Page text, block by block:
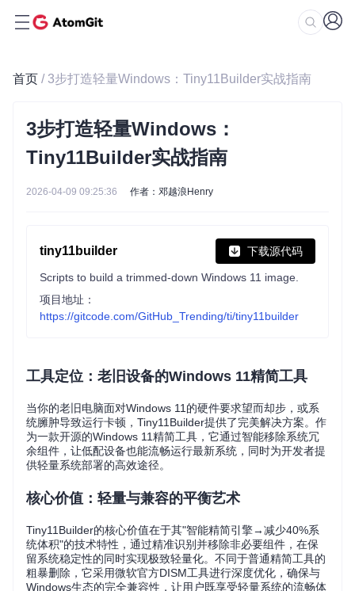
首页 / 3步打造轻量Windows：Tiny11Builder实战指南
3步打造轻量Windows：
Tiny11Builder实战指南
2026-04-09 09:25:36 作者：邓越浪Henry
tiny11builder 下载源代码
Scripts to build a trimmed-down Windows 11 image.
项目地址：
https://gitcode.com/GitHub_Trending/ti/tiny11builder
工具定位：老旧设备的Windows 11精简工具
当你的老旧电脑面对Windows 11的硬件要求望而却步，或系
统臃肿导致运行卡顿，Tiny11Builder提供了完美解决方案。作
为一款开源的Windows 11精简工具，它通过智能移除系统冗
余组件，让低配设备也能流畅运行最新系统，同时为开发者提
供轻量系统部署的高效途径。
核心价值：轻量与兼容的平衡艺术
Tiny11Builder的核心价值在于其"智能精简引擎→减少40%系
统体积"的技术特性，通过精准识别并移除非必要组件，在保
留系统稳定性的同时实现极致轻量化。不同于普通精简工具的
粗暴删除，它采用微软官方DISM工具进行深度优化，确保与
Windows生态的完全兼容性，让用户既享受轻量系统的流畅体